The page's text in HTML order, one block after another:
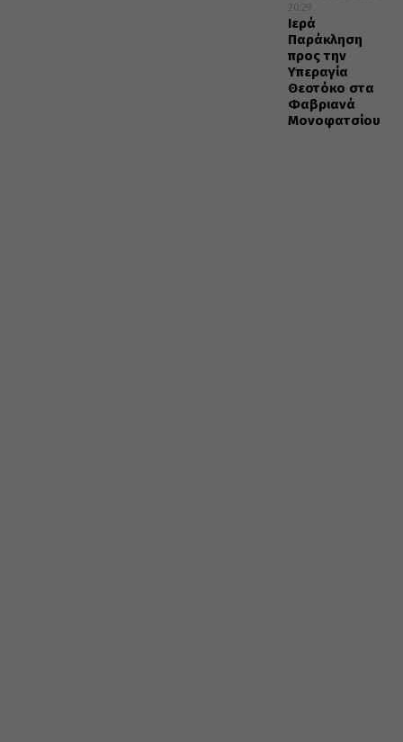
20:29
Ιερά
Παράκληση
προς την
Υπεραγία
Θεοτόκο στα
Φαβριανά
Μονοφατσίου